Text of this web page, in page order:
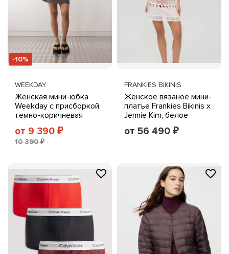
-10%
WEEKDAY
Женская мини-юбка
Weekday с присборкой,
темно-коричневая
от 9 390 ₽
10 390 ₽
FRANKIES BIKINIS
Женское вязаное мини-
платье Frankies Bikinis x
Jennie Kim, белое
от 56 490 ₽